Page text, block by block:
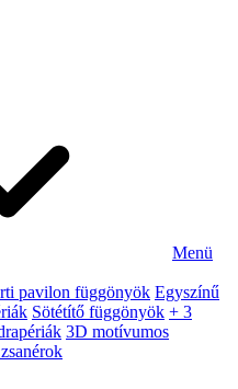
Menü
pavilon függönyök Egyszínű
Sötétítő függönyök + 3
3D motívumos